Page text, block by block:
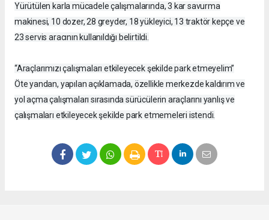
Yürütülen karla mücadele çalışmalarında, 3 kar savurma
makinesi, 10 dozer, 28 greyder, 18 yükleyici, 13 traktör kepçe ve
23 servis aracının kullanıldığı belirtildi.
“Araçlarımızı çalışmaları etkileyecek şekilde park etmeyelim”
Öte yandan, yapılan açıklamada, özellikle merkezde kaldırım ve
yol açma çalışmaları sırasında sürücülerin araçlarını yanlış ve
çalışmaları etkileyecek şekilde park etmemeleri istendi.